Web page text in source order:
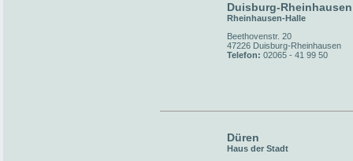
Duisburg-Rheinhausen
Rheinhausen-Halle
Beethovenstr. 20
47226 Duisburg-Rheinhausen
Telefon: 02065 - 41 99 50
Düren
Haus der Stadt